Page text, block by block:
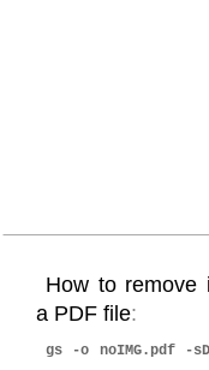
How to remove
a PDF file:
gs -o noIMG.pdf -